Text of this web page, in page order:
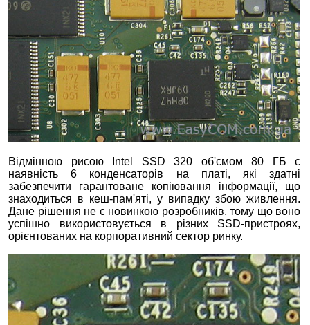
Відмінною рисою Intel SSD 320 об'ємом 80 ГБ є
наявність 6 конденсаторів на платі, які здатні
забезпечити гарантоване копіювання інформації, що
знаходиться в кеш-пам'яті, у випадку збою живлення.
Дане рішення не є новинкою розробників, тому що воно
успішно використовується в різних SSD-пристроях,
орієнтованих на корпоративний сектор ринку.